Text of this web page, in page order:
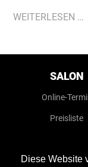
Diese Website
WEITERLESEN …
SALON
Online-
Preisliste